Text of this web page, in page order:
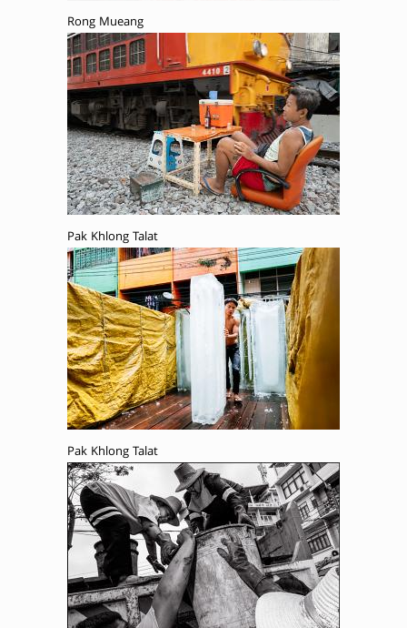
Rong Mueang
Pak Khlong Talat
Pak Khlong Talat